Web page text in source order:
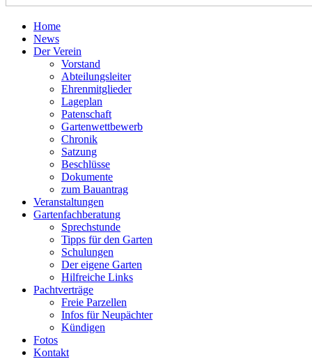
Home
News
Der Verein
Vorstand
Abteilungsleiter
Ehrenmitglieder
Lageplan
Patenschaft
Gartenwettbewerb
Chronik
Satzung
Beschlüsse
Dokumente
zum Bauantrag
Veranstaltungen
Gartenfachberatung
Sprechstunde
Tipps für den Garten
Schulungen
Der eigene Garten
Hilfreiche Links
Pachtverträge
Freie Parzellen
Infos für Neupächter
Kündigen
Fotos
Kontakt